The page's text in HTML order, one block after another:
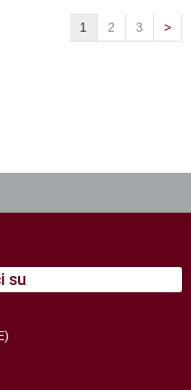
1 2 3 >
su